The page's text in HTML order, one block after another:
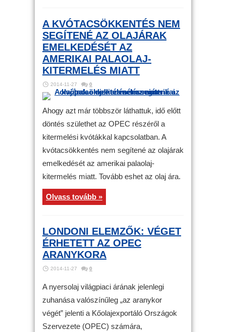
A KVÓTACSÖKKENTÉS NEM
SEGÍTENÉ AZ OLAJÁRAK
EMELKEDÉSÉT AZ
AMERIKAI PALAOLAJ-
KITERMELÉS MIATT
2014-11-27 0
Ahogy azt már többször láthattuk, idő előtt
döntés születhet az OPEC részéről a
kitermelési kvótákkal kapcsolatban. A
kvótacsökkentés nem segítené az olajárak
emelkedését az amerikai palaolaj-
kitermelés miatt. Tovább eshet az olaj ára.
Olvass tovább »
LONDONI ELEMZŐK: VÉGET
ÉRHETETT AZ OPEC
ARANYKORA
2014-11-27 0
A nyersolaj világpiaci árának jelenlegi
zuhanása valószínűleg „az aranykor
végét” jelenti a Kőolajexportáló Országok
Szervezete (OPEC) számára,